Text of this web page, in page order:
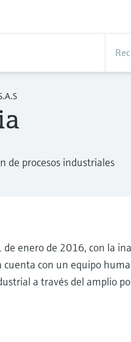
de procesos industriales
enero de 2016, con la
con un equipo
a través del amplio